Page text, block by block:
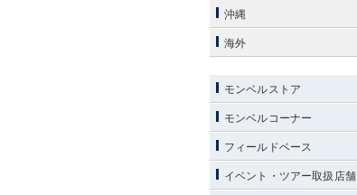
沖縄
海外
モンベルストア
モンベルコーナー
フィールドベース
イベント・ツアー取扱店舗